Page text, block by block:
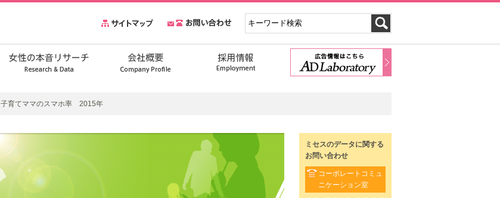
子育てママのスマホ率 2015年
ミセスのデータに関する
お問い合わせ
コーポレートコミュ
ニケーション室